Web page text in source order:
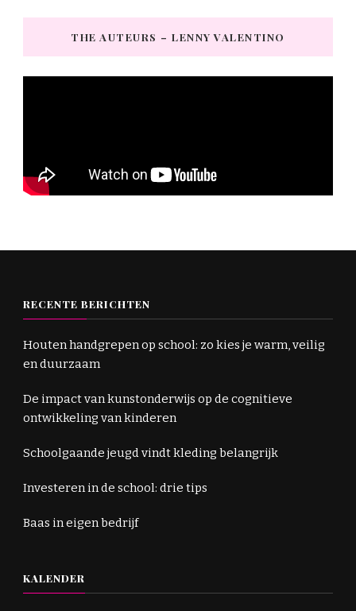
THE AUTEURS – LENNY VALENTINO
RECENTE BERICHTEN
Houten handgrepen op school: zo kies je warm, veilig
en duurzaam
De impact van kunstonderwijs op de cognitieve
ontwikkeling van kinderen
Schoolgaande jeugd vindt kleding belangrijk
Investeren in de school: drie tips
Baas in eigen bedrijf
KALENDER